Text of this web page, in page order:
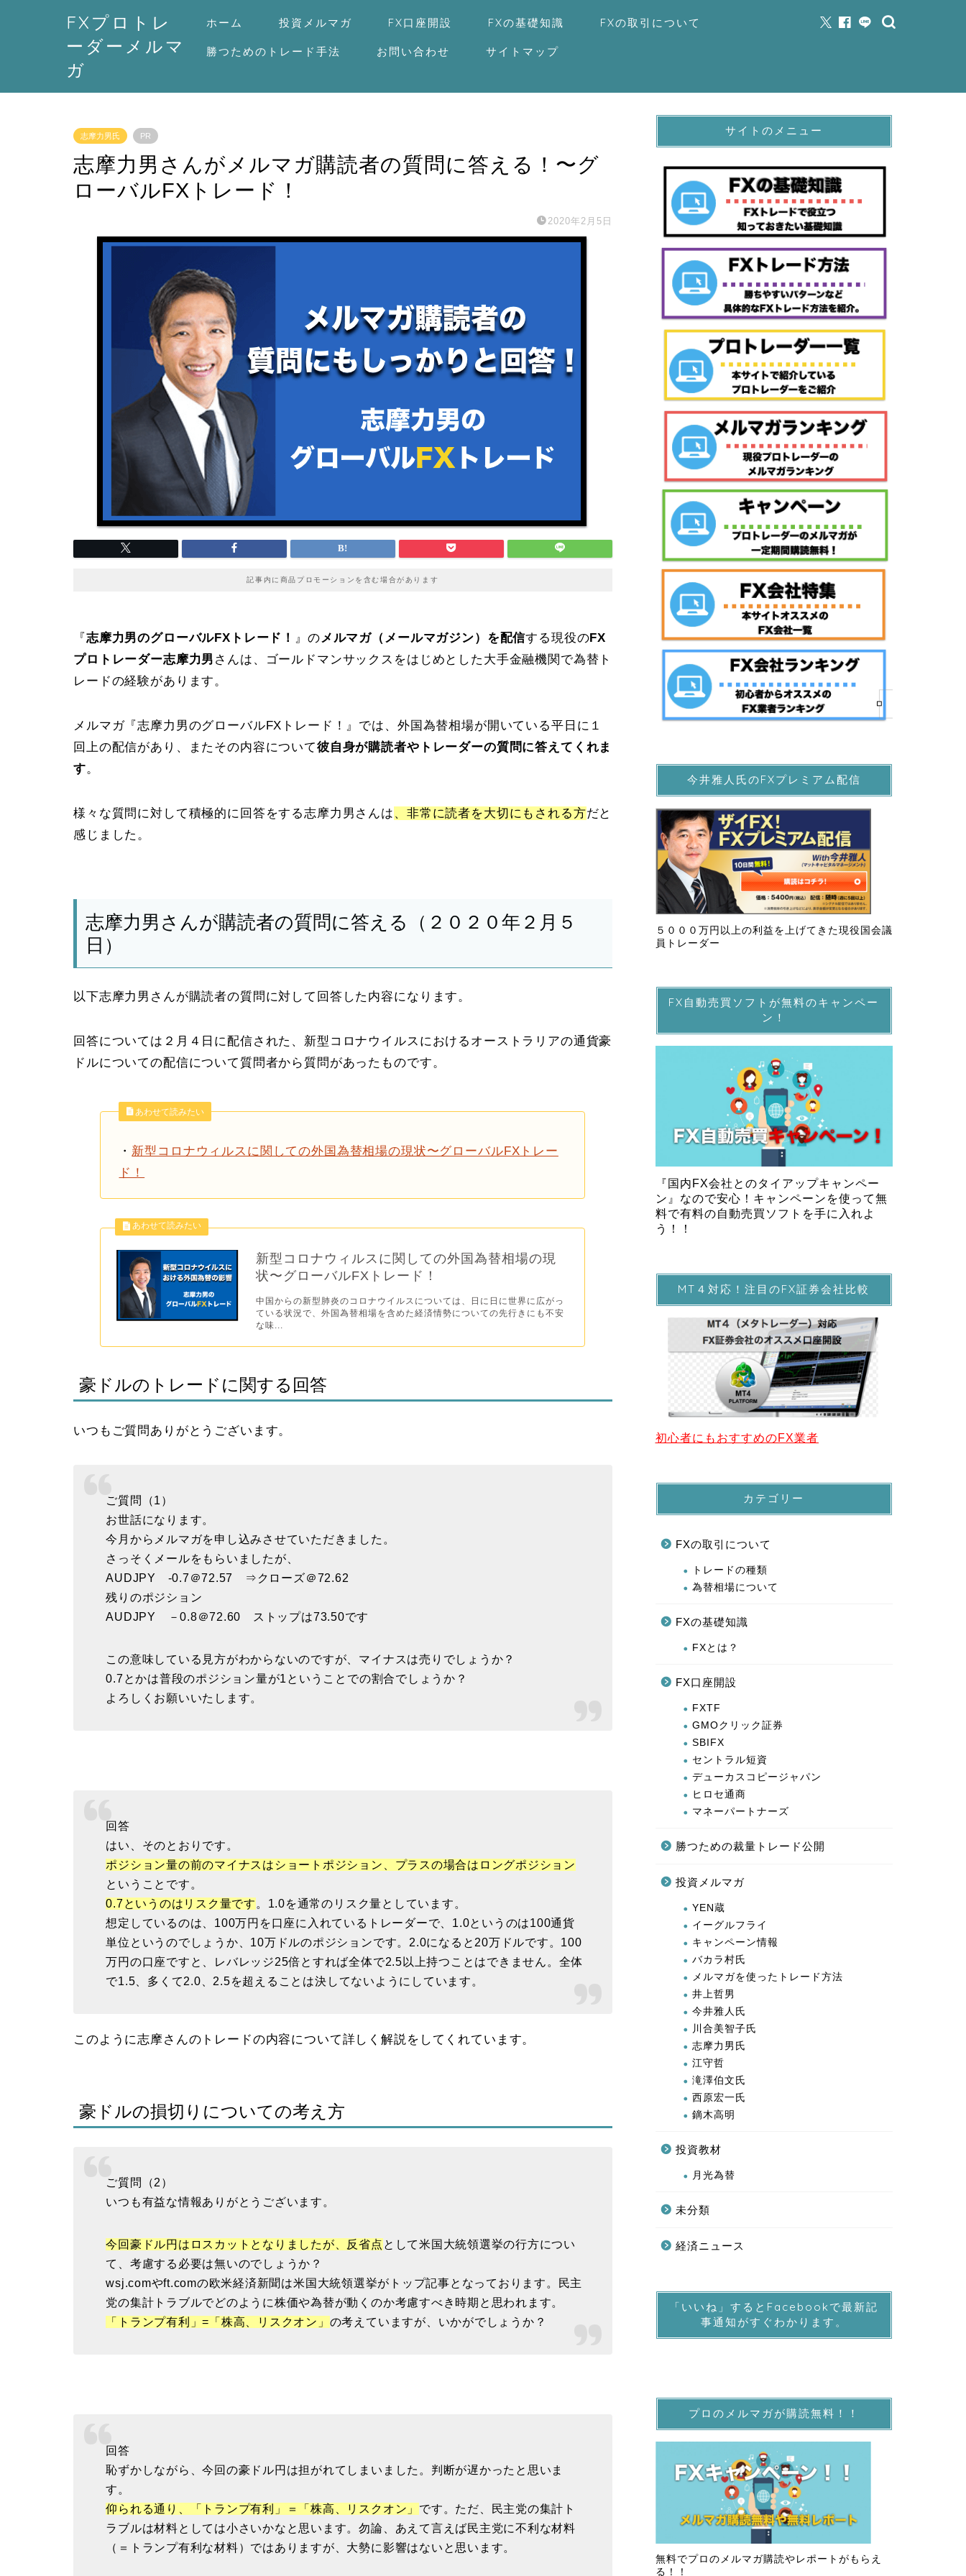
FXプロトレ
ーダーメルマ
ガ
ホーム 投資メルマガ FX口座開設 FXの基礎知識 FXの取引について
勝つためのトレード手法 お問い合わせ サイトマップ
志摩力男氏 PR
志摩力男さんがメルマガ購読者の質問に答える！〜グ
ローバルFXトレード！
2020年2月5日
記事内に商品プロモーションを含む場合があります
『志摩力男のグローバルFXトレード！ 』のメルマガ（メールマガジン）を配信する現役のFX
プロトレーダー志摩力男 さんは、ゴールドマンサックスをはじめとした大手金融機関で為替ト
レードの経験があります。
メルマガ『志摩力男のグローバルFXトレード！』では、外国為替相場が開いている平日に１
回上の配信があり、またその内容について彼自身が購読者やトレーダーの質問に答えてくれま
す。
様々な質問に対して積極的に回答をする志摩力男さんは 、非常に読者を大切にもされる方だと
感じました。
志摩力男さんが購読者の質問に答える（２０２０年２月５
日）
以下志摩力男さんが購読者の質問に対して回答した内容になります。
回答については２月４日に配信された、新型コロナウイルスにおけるオーストラリアの通貨豪
ドルについての配信について質問者から質問があったものです。
あわせて読みたい
・ 新型コロナウィルスに関しての外国為替相場の現状〜グローバルFXトレー
ド！
新型コロナウィルスに関しての外国為替相場の現
状〜グローバルFXトレード！
中国からの新型肺炎のコロナウイルスについては、日に日に世界に広がっ
ている状況で、外国為替相場を含めた経済情勢についての先行きにも不安
な味...
豪ドルのトレードに関する回答
いつもご質問ありがとうございます。
ご質問（1）
お世話になります。
今月からメルマガを申し込みさせていただきました。
さっそくメールをもらいましたが、
AUDJPY -0.7＠72.57 ⇒クローズ＠72.62
残りのポジション
AUDJPY －0.8＠72.60 ストップは73.50です
この意味している見方がわからないのですが、マイナスは売りでしょうか？
0.7とかは普段のポジション量が1ということでの割合でしょうか？
よろしくお願いいたします。
回答
はい、そのとおりです。
ポジション量の前のマイナスはショートポジション、プラスの場合はロングポジション
ということです。
0.7というのはリスク量です 。1.0を通常のリスク量としています。
想定しているのは、100万円を口座に入れているトレーダーで、1.0というのは100通貨
単位というのでしょうか、10万ドルのポジションです。2.0になると20万ドルです。100
万円の口座ですと、レバレッジ25倍とすれば全体で2.5以上持つことはできません。全体
で1.5、多くて2.0、2.5を超えることは決してないようにしています。
このように志摩さんのトレードの内容について詳しく解説をしてくれています。
豪ドルの損切りについての考え方
ご質問（2）
いつも有益な情報ありがとうございます。
今回豪ドル円はロスカットとなりましたが、反省点 として米国大統領選挙の行方につい
て、考慮する必要は無いのでしょうか？
wsj.comやft.comの欧米経済新聞は米国大統領選挙がトップ記事となっております。民主
党の集計トラブルでどのように株価や為替が動くのか考慮すべき時期と思われます。
「トランプ有利」=「株高、リスクオン」 の考えていますが、いかがでしょうか？
回答
恥ずかしながら、今回の豪ドル円は担がれてしまいました。判断が遅かったと思いま
す。
仰られる通り、「トランプ有利」＝「株高、リスクオン」 です。ただ、民主党の集計ト
ラブルは材料としては小さいかなと思います。勿論、あえて言えば民主党に不利な材料
（＝トランプ有利な材料）ではありますが、大勢に影響はないと思います。
サイトのメニュー
今井雅人氏のFXプレミアム配信
５０００万円以上の利益を上げてきた現役国会議
員トレーダー
FX自動売買ソフトが無料のキャンペー
ン！
『国内FX会社とのタイアップキャンペー
ン』なので安心！キャンペーンを使って無
料で有料の自動売買ソフトを手に入れよ
う！！
MT４対応！注目のFX証券会社比較
初心者にもおすすめのFX業者
カテゴリー
FXの取引について
トレードの種類
為替相場について
FXの基礎知識
FXとは？
FX口座開設
FXTF
GMOクリック証券
SBIFX
セントラル短資
デューカスコピージャパン
ヒロセ通商
マネーパートナーズ
勝つための裁量トレード公開
投資メルマガ
YEN蔵
イーグルフライ
キャンペーン情報
バカラ村氏
メルマガを使ったトレード方法
井上哲男
今井雅人氏
川合美智子氏
志摩力男氏
江守哲
滝澤伯文氏
西原宏一氏
鏑木高明
投資教材
月光為替
未分類
経済ニュース
「いいね」するとFacebookで最新記
事通知がすぐわかります。
プロのメルマガが購読無料！！
無料でプロのメルマガ購読やレポートがもらえ
る！！